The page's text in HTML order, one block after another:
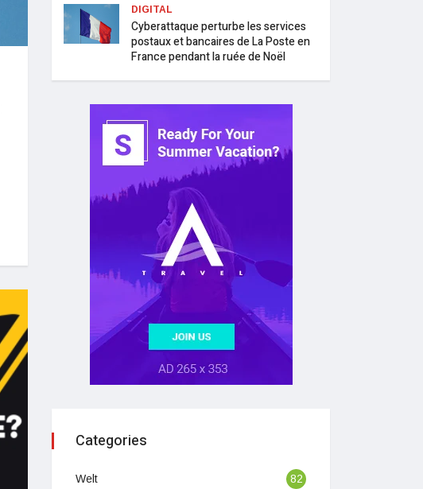
DIGITAL
Cyberattaque perturbe les services
postaux et bancaires de La Poste en
France pendant la ruée de Noël
Categories
Welt 82